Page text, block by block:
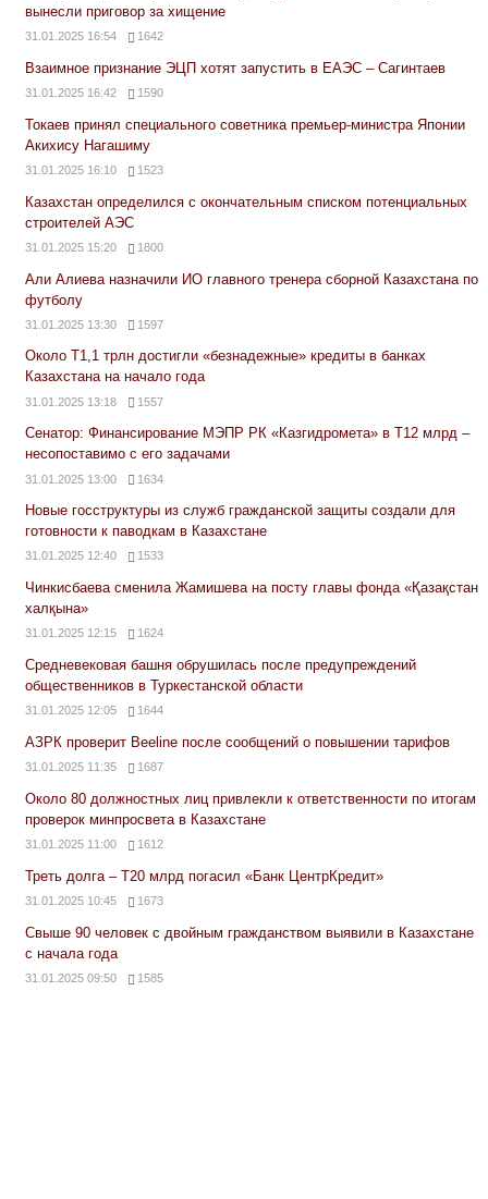
вынесли приговор за хищение
31.01.2025 16:54 1642
Взаимное признание ЭЦП хотят запустить в ЕАЭС – Сагинтаев
31.01.2025 16:42 1590
Токаев принял специального советника премьер-министра Японии
Акихису Нагашиму
31.01.2025 16:10 1523
Казахстан определился с окончательным списком потенциальных
строителей АЭС
31.01.2025 15:20 1800
Али Алиева назначили ИО главного тренера сборной Казахстана по
футболу
31.01.2025 13:30 1597
Около Т1,1 трлн достигли «безнадежные» кредиты в банках
Казахстана на начало года
31.01.2025 13:18 1557
Сенатор: Финансирование МЭПР РК «Казгидромета» в Т12 млрд –
несопоставимо с его задачами
31.01.2025 13:00 1634
Новые госструктуры из служб гражданской защиты создали для
готовности к паводкам в Казахстане
31.01.2025 12:40 1533
Чинкисбаева сменила Жамишева на посту главы фонда «Қазақстан
халқына»
31.01.2025 12:15 1624
Средневековая башня обрушилась после предупреждений
общественников в Туркестанской области
31.01.2025 12:05 1644
АЗРК проверит Beeline после сообщений о повышении тарифов
31.01.2025 11:35 1687
Около 80 должностных лиц привлекли к ответственности по итогам
проверок минпросвета в Казахстане
31.01.2025 11:00 1612
Треть долга – Т20 млрд погасил «Банк ЦентрКредит»
31.01.2025 10:45 1673
Свыше 90 человек с двойным гражданством выявили в Казахстане
с начала года
31.01.2025 09:50 1585